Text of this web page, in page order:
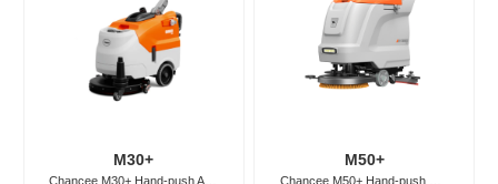
M30+ M50+